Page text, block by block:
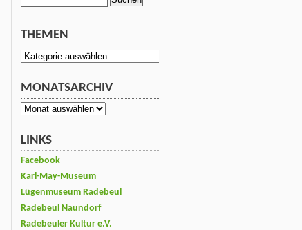
THEMEN
Themen
MONATSARCHIV
Monatsarchiv
LINKS
Facebook
Karl-May-Museum
Lügenmuseum Radebeul
Radebeul Naundorf
Radebeuler Kultur e.V.